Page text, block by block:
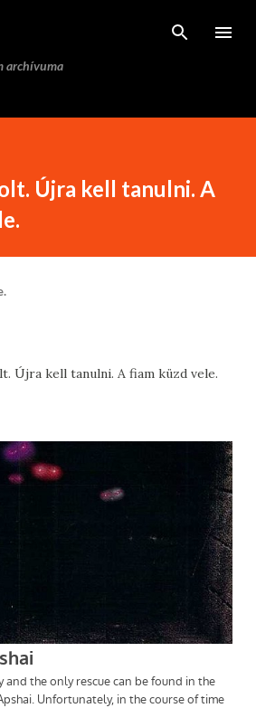
archívuma
Újra kell tanulni. A
Újra kell tanulni. A fiam küzd vele.